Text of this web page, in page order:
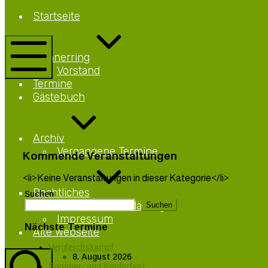
Startseite
Männerring
Vorstand
Termine
Gästebuch
Archiv
Vergangene Termine
Rechtliches
Datenschutzerklärung
Impressum
Alte Webseite
Männerring
Netteberge
Mobile
Menü
Kommende Veranstaltungen
<li>Keine Veranstaltungen in dieser Kategorie</li>
Suchen
Suchen
Nächste Termine
Vergleichskampf
8. August 2026